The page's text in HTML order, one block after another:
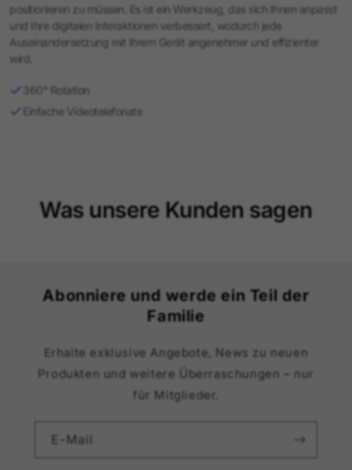
positionieren zu müssen. Es ist ein Werkzeug, das sich Ihnen anpasst
und Ihre digitalen Interaktionen verbessert, wodurch jede
Auseinandersetzung mit Ihrem Gerät angenehmer und effizienter
wird.
360° Rotation
Einfache Videotelefonate
Was unsere Kunden sagen
Abonniere und werde ein Teil der
Familie
Erhalte exklusive Angebote, News zu neuen
Produkten und weitere Überraschungen – nur
für Mitglieder.
E-Mail